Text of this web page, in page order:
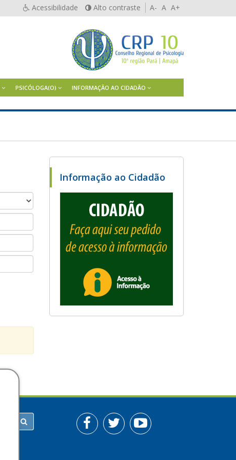
Acessibilidade Alto contraste A- A A+
PSICÓLOGA(O) INFORMAÇÃO AO CIDADÃO
Informação ao Cidadão